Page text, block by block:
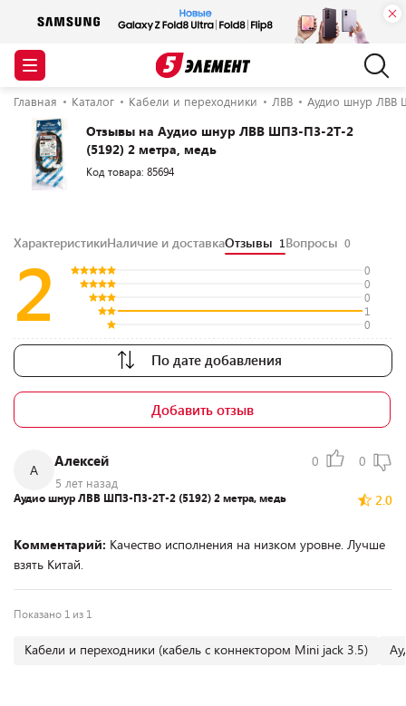
Главная Каталог Кабели и переходники ЛВВ Аудио шнур ЛВВ
Отзывы на Аудио шнур ЛВВ ШПЗ-П3-2Т-2
(5192) 2 метра, медь
Код товара: 85694
ХарактеристикиНаличие и доставкаОтзывы 1Вопросы 0
2
0
0
0
1
0
По дате добавления
Добавить отзыв
А
Алексей
5 лет назад
0 0
2.0
Аудио шнур ЛВВ ШПЗ-П3-2Т-2 (5192) 2 метра, медь
Комментарий: Качество исполнения на низком уровне. Лучше
взять Китай.
Показано 1 из 1
Кабели и переходники (кабель с коннектором Mini jack 3.5)